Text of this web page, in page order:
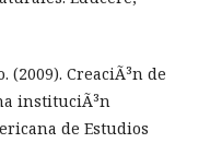
CreaciÃ³n de
instituciÃ³n
de Estudios